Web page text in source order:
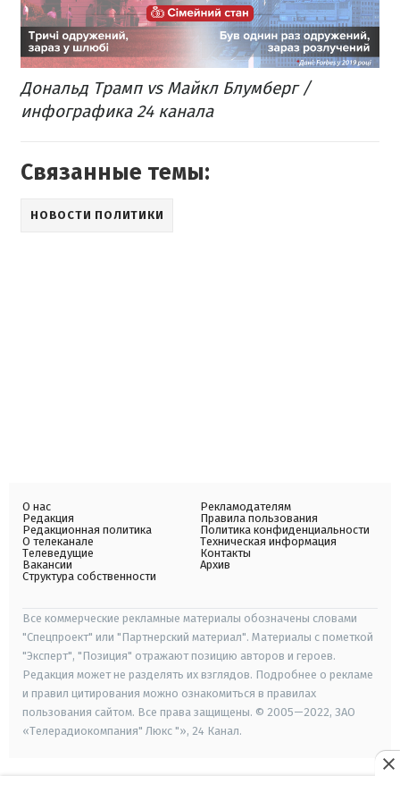
Дональд Трамп vs Майкл Блумберг /
инфографика 24 канала
Связанные темы:
НОВОСТИ ПОЛИТИКИ
О нас
Редакция
Редакционная политика
О телеканале
Телеведущие
Вакансии
Структура собственности
Рекламодателям
Правила пользования
Политика конфиденциальности
Техническая информация
Контакты
Архив
Все коммерческие рекламные материалы обозначены словами
"Спецпроект" или "Партнерский материал". Материалы с пометкой
"Эксперт", "Позиция" отражают позицию авторов и героев.
Редакция может не разделять их взглядов. Подробнее о рекламе
и правил цитирования можно ознакомиться в правилах
пользования сайтом. Все права защищены. © 2005—2022, ЗАО
«Телерадиокомпания" Люкс "», 24 Канал.